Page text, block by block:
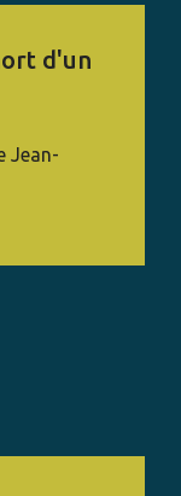
d'un
Jean-